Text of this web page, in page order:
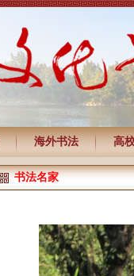
海外书法 高
书法名家